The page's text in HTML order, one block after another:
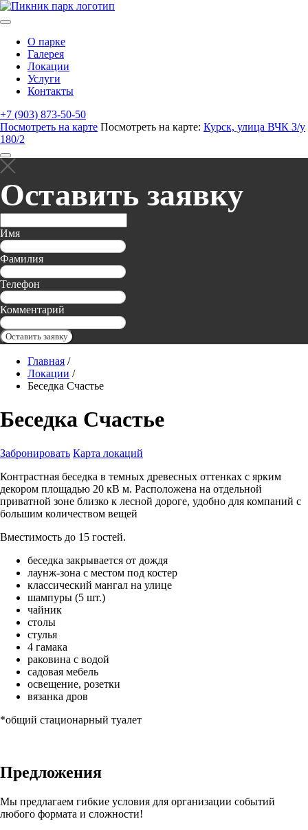
О парке
Галерея
Локации
Услуги
Контакты
+7 (903) 873-50-50
Посмотреть на карте Посмотреть на карте: Курск, улица ВЧК З/у
180/2
Оставить заявку
Имя
Фамилия
Телефон
Комментарий
Оставить заявку
Главная /
Локации /
Беседка Счастье
Беседка Счастье
Забронировать Карта локаций
Контрастная беседка в темных древесных оттенках с ярким
декором площадью 20 кВ м. Расположена на отдельной
приватной зоне близко к лесной дороге, удобно для компаний с
большим количеством вещей
Вместимость до 15 гостей.
беседка закрывается от дождя
лаунж-зона с местом под костер
классический мангал на улице
шампуры (5 шт.)
чайник
столы
стулья
4 гамака
раковина с водой
садовая мебель
освещение, розетки
вязанка дров
*общий стационарный туалет
Предложения
Мы предлагаем гибкие условия для организации событий
любого формата и сложности!